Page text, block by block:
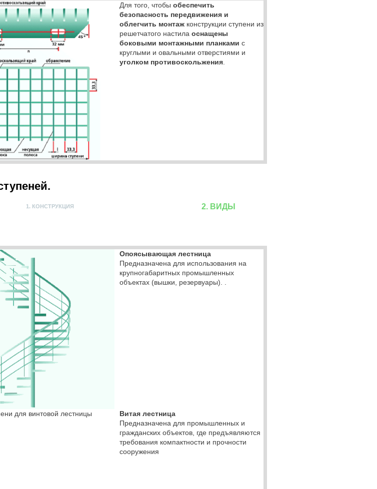
Для того, чтобы обеспечить
безопасность передвижения и
облегчить монтаж конструкции ступени из
решетчатого настила оснащены
боковыми монтажными планками с
круглыми и овальными отверстиями и
уголком противоскольжения
1. КОНСТРУКЦИЯ 2. ВИДЫ
Опоясывающая лестница
Предназначена для использования на
крупногабаритных промышленных
объектах (вышки, резервуары). .
Витая лестница
Предназначена для промышленных и
гражданских объектов, где предъявляются
требования компактности и прочности
сооружения